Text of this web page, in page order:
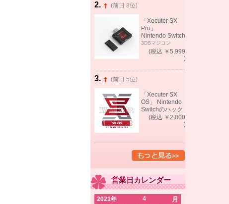
2.
rank
(前日 8位)
「Xecuter SX
Pro」
Nintendo Switch
バックアップゲ
ーム起動可能
3DSマジコン
(税込 ￥5,999
)
3.
rank
up!
(前日 5位)
「Xecuter SX
OS」 Nintendo
Switchのハック
ツール バック
(税込 ￥2,800
)
営業日カレンダー
2021年 4 月